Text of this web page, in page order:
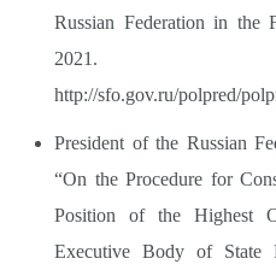
Russian Federation in the
2021.
http://sfo.gov.ru/polpred/
President of the Russian
“On the Procedure for
Position of the Highest
Executive Body of